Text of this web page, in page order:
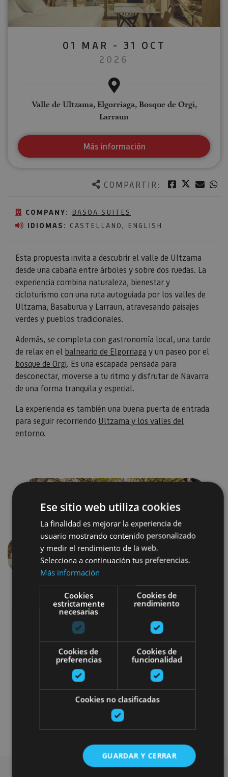
COMPARTIR: Facebook
Twitter
COMPANY: BASOA SUITES
IDIOMAS: CASTELLANO, ENGLISH
Esta propuesta invita a descubrir el valle de Ultzama
desde una cabaña entre árboles y sobre dos ruedas. La
experiencia combina naturaleza, bienestar y
cicloturismo con una ruta autoguiada por los valles de
Ultzama, Basaburua y Larraun, atravesando paisajes
verdes y pueblos tradicionales.
Además, se completa con gastronomía local, una tarde
de relax en el balneario de Elgorriaga y un paseo por el
bosque de Orgi. Es una escapada pensada para
desconectar, moverse a tu ritmo y disfrutar de Navarra
de una forma tranquila y especial.
La experiencia es también una buena puerta de entrada
para seguir recorriendo Ultzama y los valles del
entorno.
01 MAR - 31 OCT
2026
Valle de Ultzama, Elgorriaga, Bosque de Orgi,
Larraun
Más información
Previous
Gastronomía Balneario
Experiencias con alojamiento
Turismo activo selecto
Ese sitio web utiliza cookies
La finalidad es mejorar la experiencia de
usuario mostrando contenido personalizado
y medir el rendimiento de la web.
Selecciona a continuación tus preferencias.
Más información
Cookies
estrictamente
necesarias
Cookies de
rendimiento
Cookies de
preferencias
Cookies de
funcionalidad
Cookies no clasificadas
GUARDAR Y CERRAR